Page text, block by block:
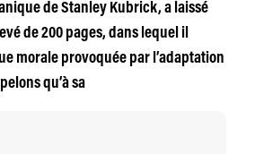
de Stanley Kubrick, a laissé
de 200 pages, dans lequel il
morale provoquée par l’adaptation
qu’à sa